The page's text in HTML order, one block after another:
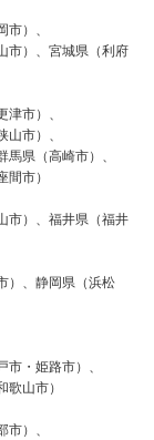
）、
）、宮城県（利府
市）、
市）、
県（高崎市）、
市）
）、福井県（福井
、静岡県（浜松
・姫路市）、
山市）
）、